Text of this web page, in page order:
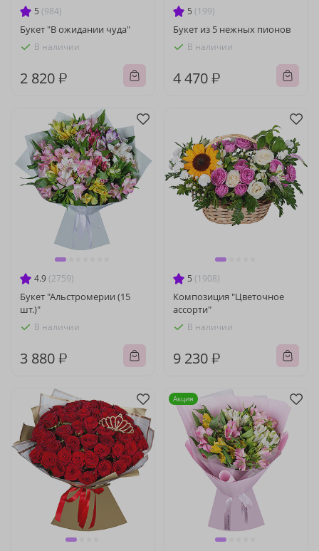
5 (984)
Букет "В ожидании чуда"
В наличии
2 820 ₽
5 (199)
Букет из 5 нежных пионов
В наличии
4 470 ₽
4.9 (2759)
Букет "Альстромерии (15
шт.)"
В наличии
3 880 ₽
5 (1908)
Композиция "Цветочное
ассорти"
В наличии
9 230 ₽
Акция